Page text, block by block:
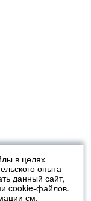
в целях
опыта
данный сайт,
cookie-файлов.
см.
(ст.435 ГК